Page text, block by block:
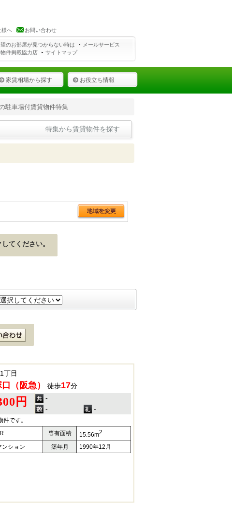
様へ お問い合わせ
のお部屋が見つからない時は
メールサービス
物件掲載協力店 サイトマップ
家賃相場から探す お役立ち情報
駐車場付賃貸物件特集
特集から賃貸物件を探す
てください。
丁目
（阪急） 徒歩17分
円
-
-
-
です。
専有面積 15.56m2
ンション 築年月 1990年12月